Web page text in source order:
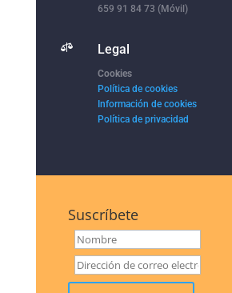
659 91 84 73 (Móvil)
 Legal
Cookies
Política de cookies
Información de cookies
Política de privacidad
Suscríbete